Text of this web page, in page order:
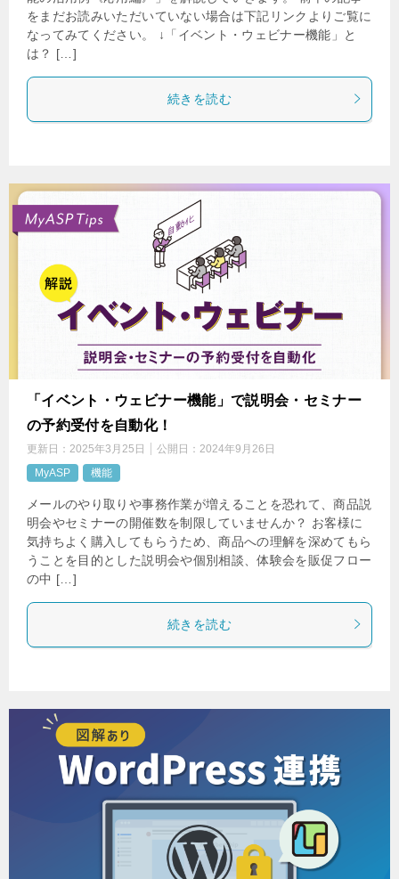
をまだお読みいただいていない場合は下記リンクよりご覧に
なってみてください。 ↓「イベント・ウェビナー機能」と
は？ […]
続きを読む
「イベント・ウェビナー機能」で説明会・セミナー
の予約受付を自動化！
更新日： 2025年3月25日 公開日： 2024年9月26日
MyASP
機能
メールのやり取りや事務作業が増えることを恐れて、商品説
明会やセミナーの開催数を制限していませんか？ お客様に
気持ちよく購入してもらうため、商品への理解を深めてもら
うことを目的とした説明会や個別相談、体験会を販促フロー
の中 […]
続きを読む